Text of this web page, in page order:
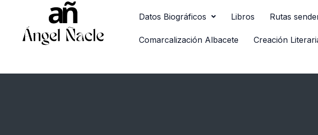
contenido
Datos Biográficos Libros Rutas
Comarcalización Albacete Creación